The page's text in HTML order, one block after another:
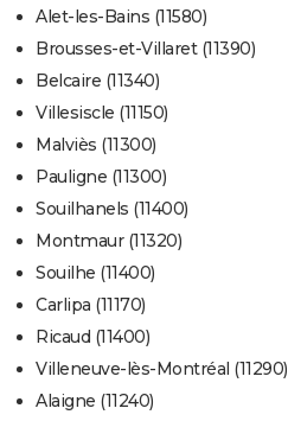
Alet-les-Bains (11580)
Brousses-et-Villaret (11390)
Belcaire (11340)
Villesiscle (11150)
Malviès (11300)
Pauligne (11300)
Souilhanels (11400)
Montmaur (11320)
Souilhe (11400)
Carlipa (11170)
Ricaud (11400)
Villeneuve-lès-Montréal (11290)
Alaigne (11240)